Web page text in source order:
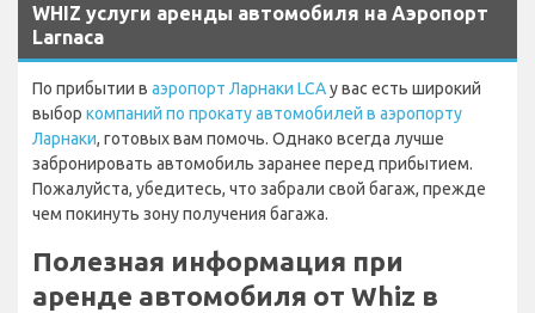
WHIZ услуги аренды автомобиля на Аэропорт
Larnaca
По прибытии в аэропорт Ларнаки LCAу вас есть широкий
выбор компаний по прокату автомобилей в аэропорту
Ларнаки, готовых вам помочь. Однако всегда лучше
забронировать автомобиль заранее перед прибытием.
Пожалуйста, убедитесь, что забрали свой багаж, прежде
чем покинуть зону получения багажа.
Полезная информация при
аренде автомобиля от Whiz в